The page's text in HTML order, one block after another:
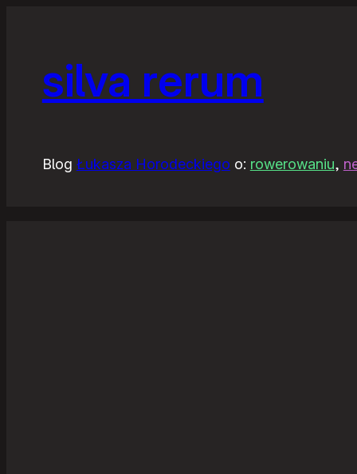
silva rerum
Blog Łukasza Horodeckiego o: rowerowaniu,